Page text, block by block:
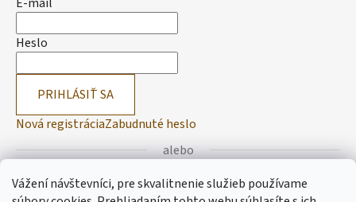
Vážení návštevníci, pre skvalitnenie služieb používame
Heslo
PRIHLÁSIŤ SA
Nová registráciaZabudnuté heslo
alebo
Prihlásiť sa cez Facebook